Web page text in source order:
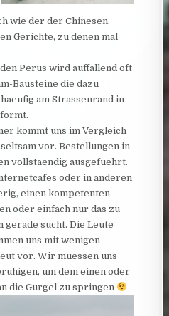
wie der der Chinesen.
Gerichte, zu denen mal
Perus wird auffallend oft
Bausteine die dazu
am Strassenrand in
kommt uns im Vergleich
vor. Bestellungen in
vollstaendig ausgefuehrt.
oder in anderen
einen kompetenten
oder einfach nur das zu
gerade sucht. Die Leute
uns mit wenigen
vor. Wir muessen uns
um dem einen oder
die Gurgel zu springen